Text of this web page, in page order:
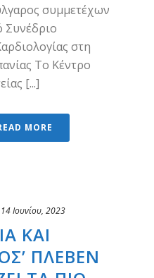
συμμετέχων
Συνέδριο
στη
Το Κέντρο
[...]
MORE
14 Ιουνίου, 2023
ΚΑΙ
ΠΛΈΒΕΝ